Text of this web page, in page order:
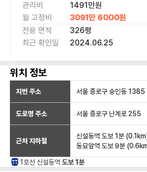
관리비
1491만원
월 고정비
3091만 6000원
전용 면적
326평
최근 확인일
2024.06.25
위치 정보
지번 주소 서울 종로구 숭인동 1385
도로명 주소 서울 종로구 난계로 255
근처 지하철
신설동역 도보 1분 (0.1
동묘앞역 도보 9분 (0.6
1호선 신설동역 도보 1분